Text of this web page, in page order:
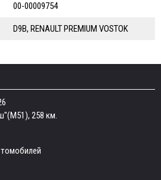
00-00009754
D9B, RENAULT PREMIUM VOSTOK
258 км.